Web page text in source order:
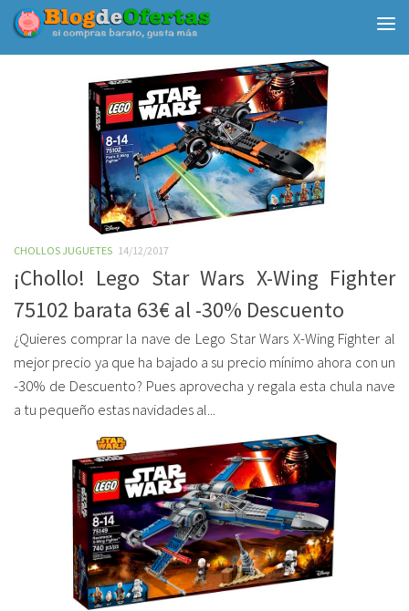
Debajo del contenido
CHOLLOS JUGUETES 14/12/2017
¡Chollo! Lego Star Wars X-Wing Fighter
75102 barata 63€ al -30% Descuento
¿Quieres comprar la nave de Lego Star Wars X-Wing Fighter al
mejor precio ya que ha bajado a su precio mínimo ahora con un
-30% de Descuento? Pues aprovecha y regala esta chula nave
a tu pequeño estas navidades al...